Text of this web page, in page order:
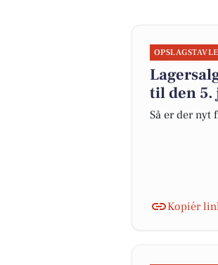
til den
Så er der nyt
Kopiér